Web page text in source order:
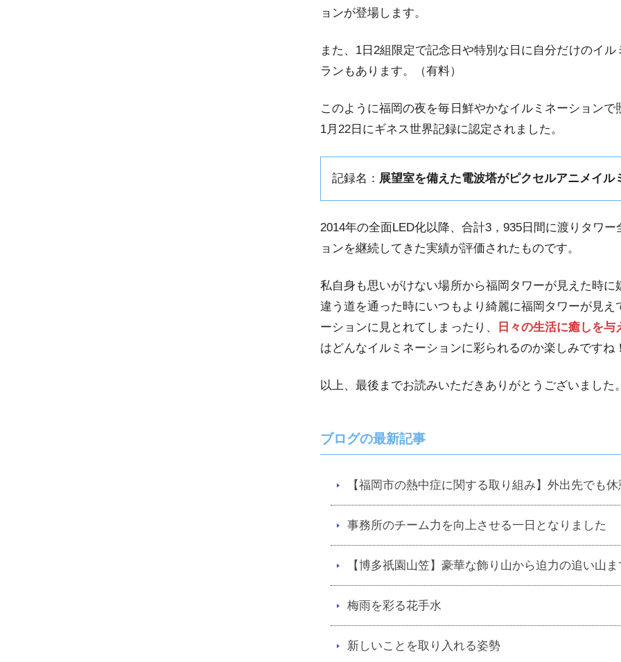
ョンが登場します。
また、1日2組限定で記念日や特別な日に自分だけのイ
ランもあります。（有料）
このように福岡の夜を毎日鮮やかなイルミネーション
1月22日にギネス世界記録に認定されました。
記録名： 展望室を備えた電波塔がピクセルアニメイ
2014年の全面LED化以降、合計3，935日間に渡りタワ
ョンを継続してきた実績が評価されたものです。
私自身も思いがけない場所から福岡タワーが見えた時
違う道を通った時にいつもより綺麗に福岡タワーが見
ーションに見とれてしまったり、
日々の生活に癒しを与
はどんなイルミネーションに彩られるのか楽しみですね
以上、最後までお読みいただきありがとうございました
ブログの最新記事
【福岡市の熱中症に関する取り組み】外出先でも
事務所のチーム力を向上させる一日となりました
【博多祇園山笠】豪華な飾り山から迫力の追い山
梅雨を彩る花手水
新しいことを取り入れる姿勢